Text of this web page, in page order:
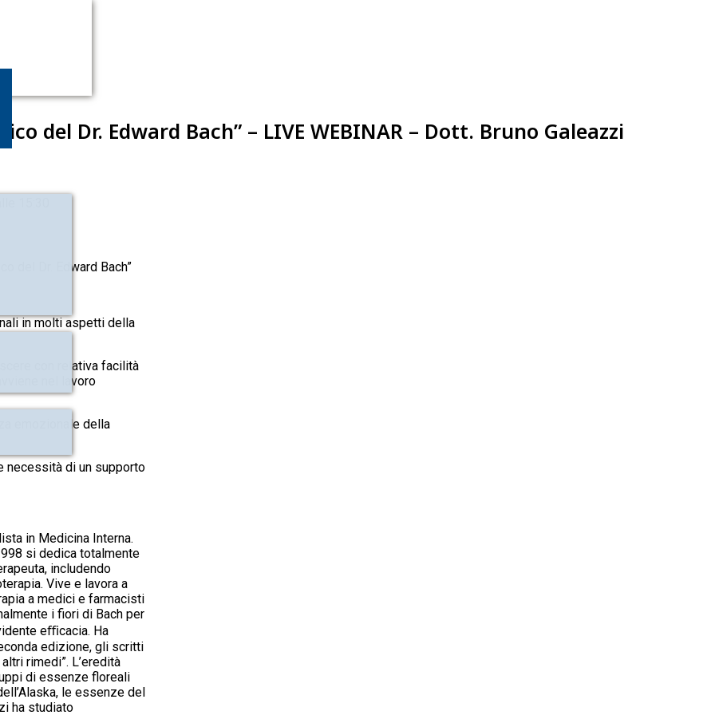
del Dr. Edward Bach” – LIVE WEBINAR – Dott. Bruno Galeazzi
del Dr. Edward Bach”
in molti aspetti della
con relativa facilità
nel lavoro
emozionale della
necessità di un supporto
in Medicina Interna.
si dedica totalmente
includendo
Vive e lavora a
a medici e farmacisti
i fiori di Bach per
eﬃcacia. Ha
edizione, gli scritti
rimedi”. L’eredità
di essenze floreali
le essenze del
ha studiato